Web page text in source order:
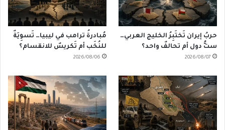
حربُ إيران تَختَبِرُ الخليج العربي…
ستُّ دول أم تحالفٌ واحد؟
2026/08/07
مُبادرةُ ترامب في ليبيا… تَسوِيَةٌ
للنُخَب أم تَكريسٌ للانقسام؟
2026/08/06